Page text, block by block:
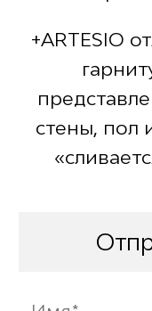
+ARTESIO
стены, пол